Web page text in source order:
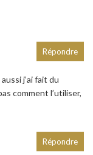
j’ai fait du
comment l’utiliser,
Répondre
Répondre